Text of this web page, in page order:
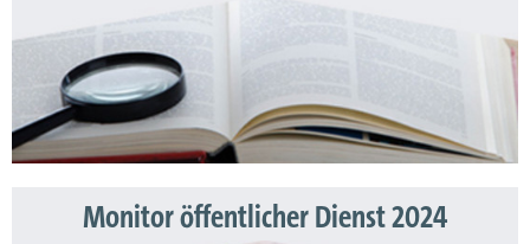
Monitor öffentlicher Dienst 2024